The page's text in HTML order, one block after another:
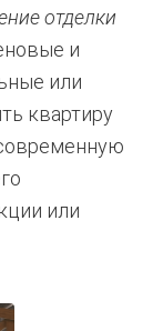
отделки
и
или
квартиру
или